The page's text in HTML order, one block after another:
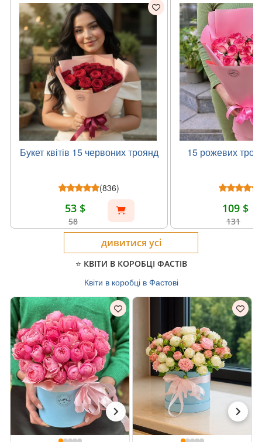
Букет квітів 15 червоних троянд
(836)
53 $
58
15 рожевих
109 $
131
дивитися усі
⭐ КВІТИ В КОРОБЦІ ФАСТІВ
Квіти в коробці в Фастові